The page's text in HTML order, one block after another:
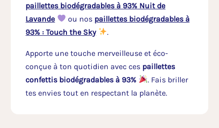
paillettes biodégradables à 93% Nuit de
Lavande
ou nos paillettes biodégradables à
93% : Touch the Sky
.
Apporte une touche merveilleuse et éco-
conçue à ton quotidien avec ces paillettes
confettis biodégradables à 93%
. Fais briller
tes envies tout en respectant la planète.